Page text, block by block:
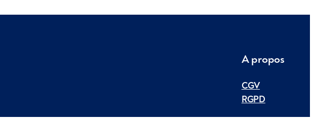
A propos
CGV
RGPD